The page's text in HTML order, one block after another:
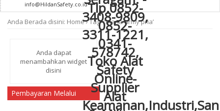
info@HildanSafety.co.id
Anda Berada disini: Home›Tag ‘celana army pria’
Anda dapat
menambahkan widget
disini
Pembayaran Melalui